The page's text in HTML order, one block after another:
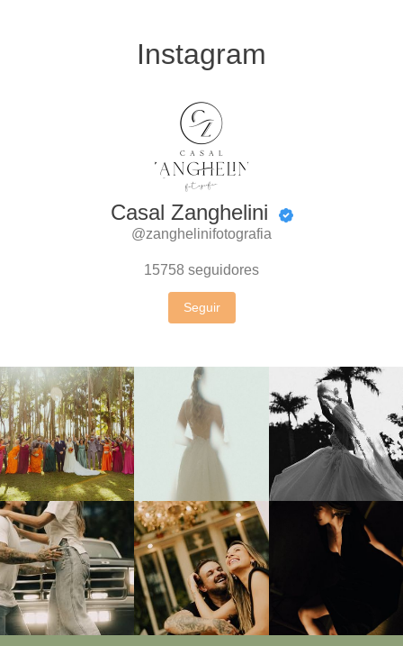
Instagram
Casal Zanghelini
@zanghelinifotografia
15758 seguidores
Seguir